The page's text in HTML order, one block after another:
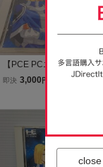
【PCE PCエンジン SUPE
R CD-ROM2】スーパーシ
即決 3,000 円
close